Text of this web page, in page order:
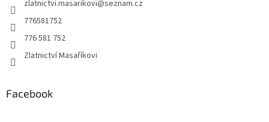
zlatnictvi.masarikovi@seznam.cz
776581752
776 581 752
Zlatnictví Masaříkovi
Facebook